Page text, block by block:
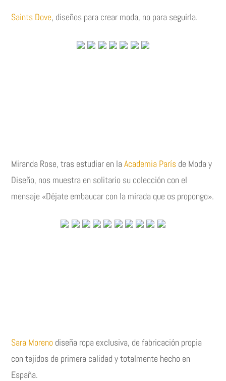
Saints Dove, diseños para crear moda, no para seguirla.
Miranda Rose, tras estudiar en laAcademia París de Moda y
Diseño, nos muestra en solitario su colección con el
mensaje «Déjate embaucar con la mirada que os propongo».
Sara Moreno diseña ropa exclusiva, de fabricación propia
con tejidos de primera calidad y totalmente hecho en
España.